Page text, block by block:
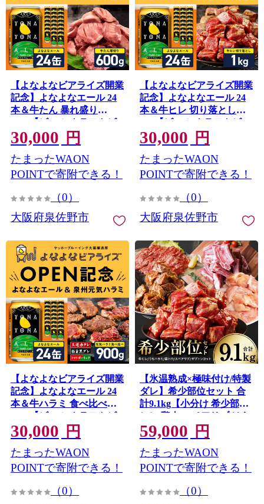
【よなよなビアライズ開業
記念】よなよなエール 24
本＆牛たん 暴れ盛り
600g【ビール クラフトビ
ール 牛肉 焼肉 BBQ 期間
限定 翌月発送 別送】
099S028
30,000 円
たまったWAON
POINTで寄附できる！
（0）
大阪府泉佐野市
【よなよなビアライズ開業
記念】よなよなエール 24
本＆牛ヒレ 切り落とし
1kg【ビール クラフトビー
ル 牛肉 焼肉 BBQ 期間限
定 翌月発送 別送】
099S030
30,000 円
たまったWAON
POINTで寄附できる！
（0）
大阪府泉佐野市
【よなよなビアライズ開業
記念】よなよなエール 24
本＆牛ハラミ 食べ比べ
900g【ビール クラフトビ
ール 牛肉 焼肉 BBQ 期間
限定 翌月発送 別送】
099S029
30,000 円
たまったWAON
POINTで寄附できる！
（0）
【氷温熟成×極味付け/特製
ダレ】希少部位セット 合
計9.1kg【小分け 希少部位
ヒレ 鶏肉 スペアリブ はら
み ハラミ 牛肉 焼肉 BBQ
簡単調理 味付き】
mrz0505
59,000 円
たまったWAON
POINTで寄附できる！
（0）